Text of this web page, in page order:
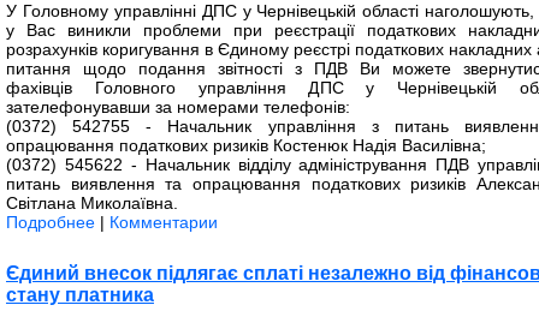
У Головному управлінні ДПС у Чернівецькій області
у Вас виникли проблеми при реєстрації податкових
розрахунків коригування в Єдиному реєстрі податкових
питання щодо подання звітності з ПДВ Ви можете
фахівців Головного управління ДПС у Чернівецькій
зателефонувавши за номерами телефонів:
(0372) 542755 - Начальник управління з питань
опрацювання податкових ризиків Костенюк Надія Василівна;
(0372) 545622 - Начальник відділу адміністрування ПДВ
питань виявлення та опрацювання податкових ризиків
Світлана Миколаївна.
Подробнее | Комментарии
Єдиний внесок підлягає сплаті незалежно від
стану платника